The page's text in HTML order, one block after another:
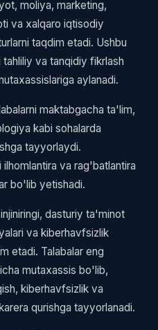
moliya, marketing,
va xalqaro iqtisodiy
taqdim etadi. Ushbu
va tanqidiy fikrlash
aylanadi.
maktabgacha ta'lim,
kabi sohalarda
tayyorlaydi.
va rag'batlantira
bo'lib yetishadi.
dasturiy ta'minot
va kiberhavfsizlik
etadi. Talabalar eng
mutaxassis bo'lib,
kiberhavfsizlik va
qurishga tayyorlanadi.